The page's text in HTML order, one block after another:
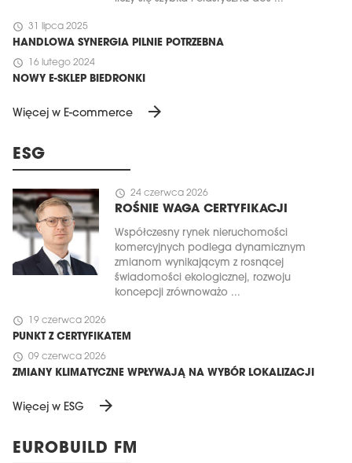
schedule 31 lipca 2025
HANDLOWA SYNERGIA PILNIE POTRZEBNA
schedule 16 lutego 2024
NOWY E-SKLEP BIEDRONKI
Więcej w E-commerce arrow_forward
ESG
schedule 24 czerwca 2026
ROŚNIE WAGA CERTYFIKACJI
Współczesny rynek nieruchomości
komercyjnych podlega dynamicznym
zmianom wynikającym z rosnącej
świadomości ekologicznej, rozwoju
koncepcji zrównoważo ...
schedule 19 czerwca 2026
PUNKT Z CERTYFIKATEM
schedule 09 czerwca 2026
ZMIANY KLIMATYCZNE WPŁYWAJĄ NA WYBÓR LOKALIZACJI
Więcej w ESG arrow_forward
EUROBUILD FM